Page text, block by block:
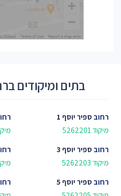
בתים ומיקודים
רחובספיר יוסף 1
מיקוד 5262201
מיקוד
רחובספיר יוסף 3
מיקוד 5262203
מיקוד
רחובספיר יוסף 5